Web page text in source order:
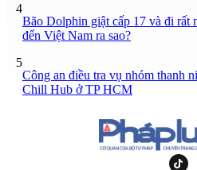
4
Bão Dolphin giật cấp 17 và đi rất
đến Việt Nam ra sao?
5
Công an điều tra vụ nhóm thanh
Chill Hub ở TP HCM